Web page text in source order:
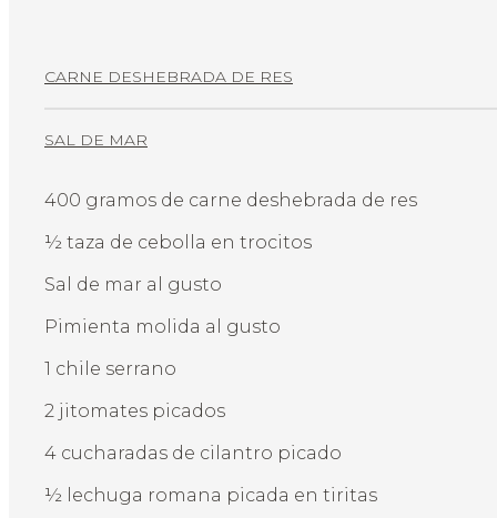
CARNE DESHEBRADA DE RES
SAL DE MAR
400 gramos de carne deshebrada de res
½ taza de cebolla en trocitos
Sal de mar al gusto
Pimienta molida al gusto
1 chile serrano
2 jitomates picados
4 cucharadas de cilantro picado
½ lechuga romana picada en tiritas